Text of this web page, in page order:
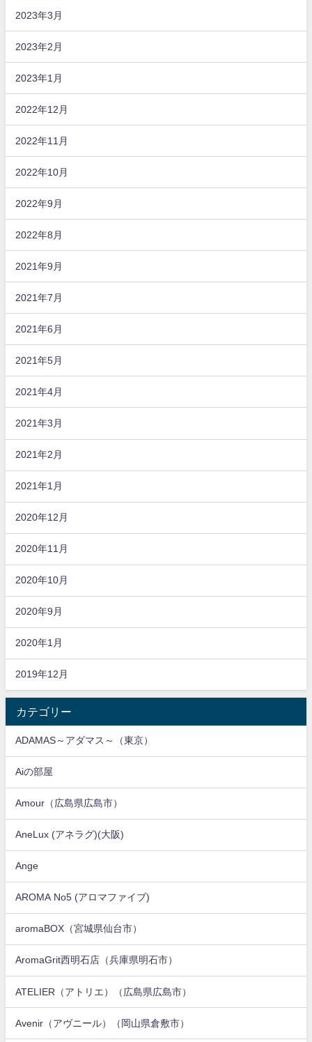
2023年3月
2023年2月
2023年1月
2022年12月
2022年11月
2022年10月
2022年9月
2022年8月
2021年9月
2021年7月
2021年6月
2021年5月
2021年4月
2021年3月
2021年2月
2021年1月
2020年12月
2020年11月
2020年10月
2020年9月
2020年1月
2019年12月
カテゴリー
ADAMAS～アダマス～（東京）
Aiの部屋
Amour（広島県広島市）
AneLux (アネラグ)(大阪)
Ange
AROMA No5 (アロマファイブ)
aromaBOX（宮城県仙台市）
AromaGrit西明石店（兵庫県明石市）
ATELIER（アトリエ）（広島県広島市）
Avenir（アヴニール）（岡山県倉敷市）